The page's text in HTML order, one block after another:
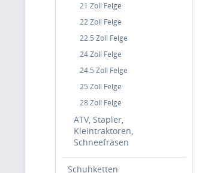
21 Zoll Felge
22 Zoll Felge
22.5 Zoll Felge
24 Zoll Felge
24.5 Zoll Felge
25 Zoll Felge
28 Zoll Felge
ATV, Stapler,
Kleintraktoren,
Schneefräsen
Schuhketten